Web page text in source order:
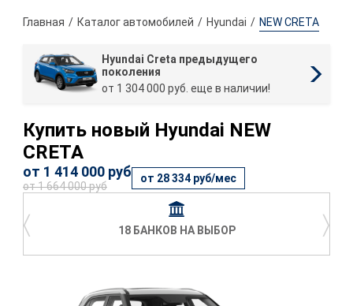
Главная Каталог автомобилей Hyundai NEW CRETA
Купить новый Hyundai NEW
CRETA
от 1 414 000 руб
от 1 664 000 руб
от 28 334 руб/мес
18 БАНКОВ НА ВЫБОР
〈 〉
Hyundai Creta предыдущего
поколения
от 1 304 000 руб. еще в наличии!